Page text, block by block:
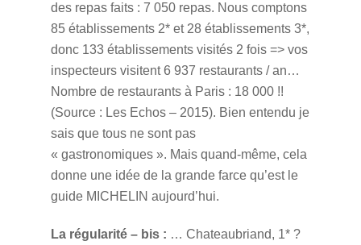
des repas faits : 7 050 repas. Nous comptons
85 établissements 2* et 28 établissements 3*,
donc 133 établissements visités 2 fois => vos
inspecteurs visitent 6 937 restaurants / an…
Nombre de restaurants à Paris : 18 000 !!
(Source : Les Echos – 2015). Bien entendu je
sais que tous ne sont pas
« gastronomiques ». Mais quand-même, cela
donne une idée de la grande farce qu’est le
guide MICHELIN aujourd’hui.
La régularité – bis : … Chateaubriand, 1* ?